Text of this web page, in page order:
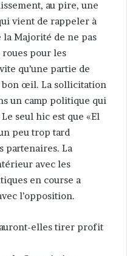
au pire, une
vient de rappeler à
Majorité de ne pas
roues pour les
qu’une partie de
bon œil. La sollicitation
un camp politique qui
seul hic est que «El
peu trop tard
partenaires. La
avec les
en course a
l’opposition.
elles tirer profit